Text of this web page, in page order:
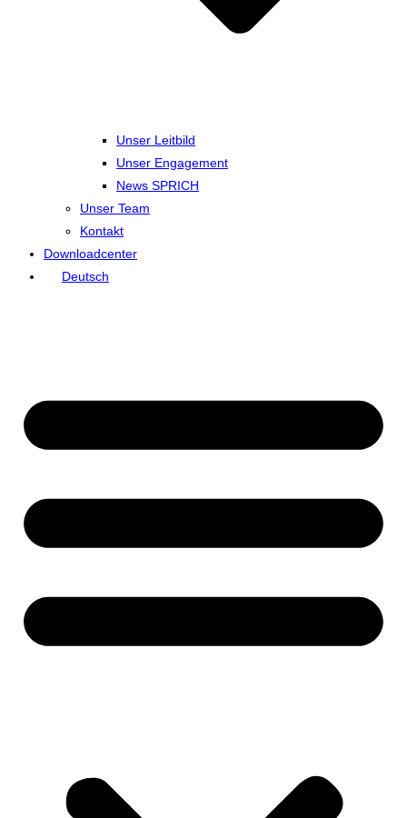
Unser Leitbild
Unser Engagement
News SPRICH
Unser Team
Kontakt
Downloadcenter
Deutsch